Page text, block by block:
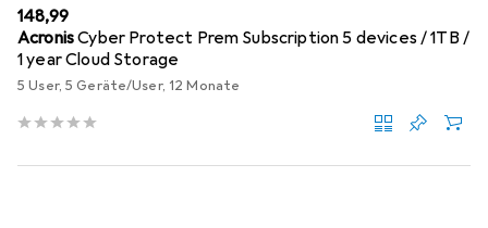
EUR
148,99
AcronisCyber Protect Prem Subscription 5 devices / 1TB /
1 year Cloud Storage
5 User, 5 Geräte/User, 12 Monate